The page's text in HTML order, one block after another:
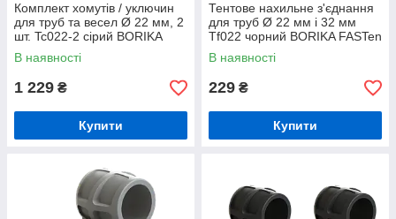
Комплект хомутів / уключин
для труб та весел Ø 22 мм, 2
шт. Tc022-2 сірий BORIKA
FASTen (01.15.001.03.02)
В наявності
1 229 ₴
Купити
Тентове нахильне з'єднання
для труб Ø 22 мм і 32 мм
Tf022 чорний BORIKA FASTen
(01.15.001.04.01)
В наявності
229 ₴
Купити